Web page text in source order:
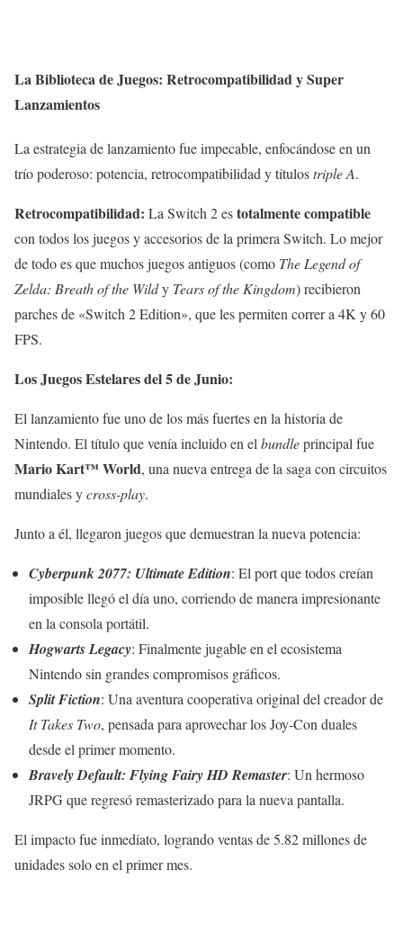
La Biblioteca de Juegos: Retrocompatibilidad y Super
Lanzamientos
La estrategia de lanzamiento fue impecable, enfocándose en un
trío poderoso: potencia, retrocompatibilidad y títulostriple A.
Retrocompatibilidad: La Switch 2 estotalmente compatible
con todos los juegos y accesorios de la primera Switch. Lo mejor
de todo es que muchos juegos antiguos (como The Legend of
Zelda: Breath of the Wildy Tears of the Kingdom) recibieron
parches de «Switch 2 Edition», que les permiten correr a 4K y 60
FPS.
Los Juegos Estelares del 5 de Junio:
El lanzamiento fue uno de los más fuertes en la historia de
Nintendo. El título que venía incluido en elbundleprincipal fue
Mario Kart™ World, una nueva entrega de la saga con circuitos
mundiales ycross-play.
Junto a él, llegaron juegos que demuestran la nueva potencia:
Cyberpunk 2077: Ultimate Edition: El port que todos creían
imposible llegó el día uno, corriendo de manera impresionante
en la consola portátil.
Hogwarts Legacy: Finalmente jugable en el ecosistema
Nintendo sin grandes compromisos gráficos.
Split Fiction: Una aventura cooperativa original del creador de
It Takes Two, pensada para aprovechar los Joy-Con duales
desde el primer momento.
Bravely Default: Flying Fairy HD Remaster: Un hermoso
JRPG que regresó remasterizado para la nueva pantalla.
El impacto fue inmediato, logrando ventas de 5.82 millones de
unidades solo en el primer mes.